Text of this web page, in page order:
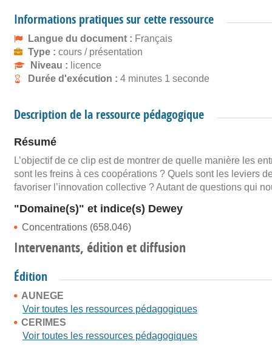
Informations pratiques sur cette ressource
Langue du document : Français
Type : cours / présentation
Niveau : licence
Durée d'exécution : 4 minutes 1 seconde
Description de la ressource pédagogique
Résumé
L’objectif de ce clip est de montrer de quelle manière les
sont les freins à ces coopérations ? Quels sont les leviers
favoriser l’innovation collective ? Autant de questions qui
"Domaine(s)" et indice(s) Dewey
Concentrations (658.046)
Intervenants, édition et diffusion
Édition
AUNEGE
Voir toutes les ressources pédagogiques
CERIMES
Voir toutes les ressources pédagogiques